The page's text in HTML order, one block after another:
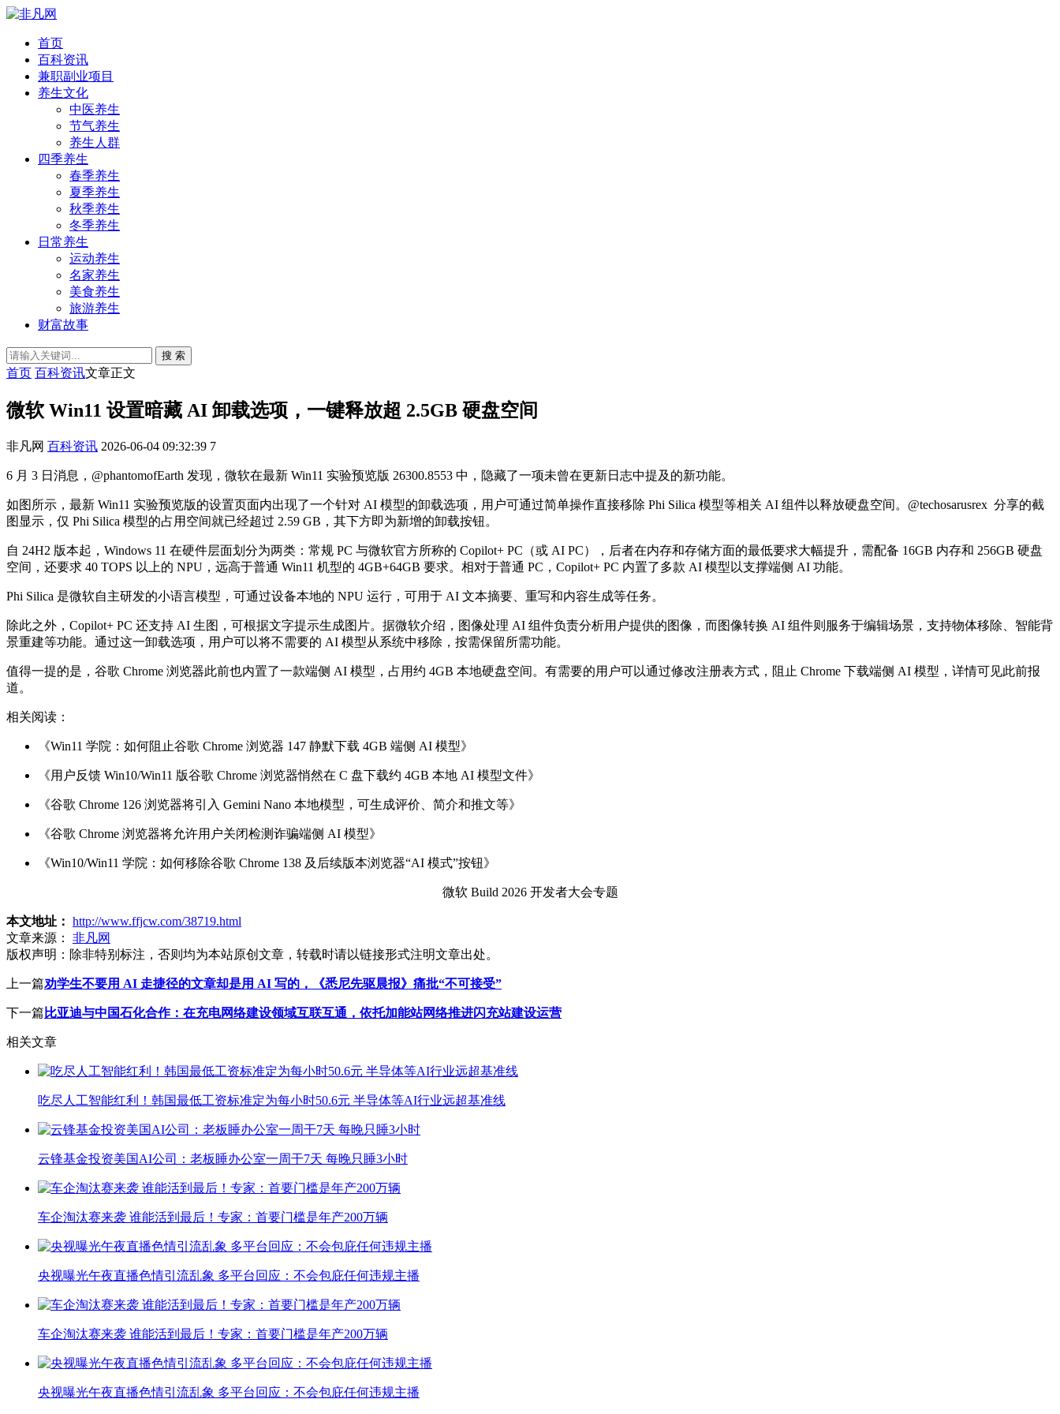
首页
百科资讯
兼职副业项目
养生文化
中医养生
节气养生
养生人群
四季养生
春季养生
夏季养生
秋季养生
冬季养生
日常养生
运动养生
名家养生
美食养生
旅游养生
财富故事
搜 索
首页 百科资讯文章正文
微软 Win11 设置暗藏 AI 卸载选项，一键释放超 2.5GB 硬盘空间
非凡网 百科资讯 2026-06-04 09:32:39 7
6 月 3 日消息，@phantomofEarth 发现，微软在最新 Win11 实验预览版 26300.8553 中，隐藏了一项未曾在更新日志中提及的新功能。
如图所示，最新 Win11 实验预览版的设置页面内出现了一个针对 AI 模型的卸载选项，用户可通过简单操作直接移除 Phi Silica 模型等相关 AI 组件以释放硬盘空间。@techosarusrex 分享的截
图显示，仅 Phi Silica 模型的占用空间就已经超过 2.59 GB，其下方即为新增的卸载按钮。
自 24H2 版本起，Windows 11 在硬件层面划分为两类：常规 PC 与微软官方所称的 Copilot+ PC（或 AI PC），后者在内存和存储方面的最低要求大幅提升，需配备 16GB 内存和 256GB 硬盘
空间，还要求 40 TOPS 以上的 NPU，远高于普通 Win11 机型的 4GB+64GB 要求。相对于普通 PC，Copilot+ PC 内置了多款 AI 模型以支撑端侧 AI 功能。
Phi Silica 是微软自主研发的小语言模型，可通过设备本地的 NPU 运行，可用于 AI 文本摘要、重写和内容生成等任务。
除此之外，Copilot+ PC 还支持 AI 生图，可根据文字提示生成图片。据微软介绍，图像处理 AI 组件负责分析用户提供的图像，而图像转换 AI 组件则服务于编辑场景，支持物体移除、智能背
景重建等功能。通过这一卸载选项，用户可以将不需要的 AI 模型从系统中移除，按需保留所需功能。
值得一提的是，谷歌 Chrome 浏览器此前也内置了一款端侧 AI 模型，占用约 4GB 本地硬盘空间。有需要的用户可以通过修改注册表方式，阻止 Chrome 下载端侧 AI 模型，详情可见此前报
道。
相关阅读：
《Win11 学院：如何阻止谷歌 Chrome 浏览器 147 静默下载 4GB 端侧 AI 模型》
《用户反馈 Win10/Win11 版谷歌 Chrome 浏览器悄然在 C 盘下载约 4GB 本地 AI 模型文件》
《谷歌 Chrome 126 浏览器将引入 Gemini Nano 本地模型，可生成评价、简介和推文等》
《谷歌 Chrome 浏览器将允许用户关闭检测诈骗端侧 AI 模型》
《Win10/Win11 学院：如何移除谷歌 Chrome 138 及后续版本浏览器“AI 模式”按钮》
微软 Build 2026 开发者大会专题
本文地址： http://www.ffjcw.com/38719.html
文章来源：
非凡网
版权声明： 除非特别标注，否则均为本站原创文章，转载时请以链接形式注明文章出处。
上一篇劝学生不要用 AI 走捷径的文章却是用 AI 写的，《悉尼先驱晨报》痛批“不可接受”
下一篇 比亚迪与中国石化合作：在充电网络建设领域互联互通，依托加能站网络推进闪充站建设运营
相关文章
吃尽人工智能红利！韩国最低工资标准定为每小时50.6元 半导体等AI行业远超基准线
云锋基金投资美国AI公司：老板睡办公室一周干7天 每晚只睡3小时
车企淘汰赛来袭 谁能活到最后！专家：首要门槛是年产200万辆
央视曝光午夜直播色情引流乱象 多平台回应：不会包庇任何违规主播
车企淘汰赛来袭 谁能活到最后！专家：首要门槛是年产200万辆
央视曝光午夜直播色情引流乱象 多平台回应：不会包庇任何违规主播